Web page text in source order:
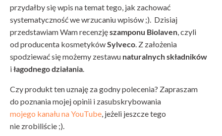
przydałby się wpis na temat tego, jak zachować
systematyczność we wrzucaniu wpisów ;). Dzisiaj
przedstawiam Wam recenzjęszamponu Biolaven, czyli
od producenta kosmetykówSylveco. Z założenia
spodziewać się możemy zestawu naturalnych składników
iłagodnego działania.
Czy produkt ten uznaję za godny polecenia? Zapraszam
do poznania mojej opinii i zasubskrybowania
mojego kanału na YouTube, jeżeli jeszcze tego
nie zrobiliście ;).